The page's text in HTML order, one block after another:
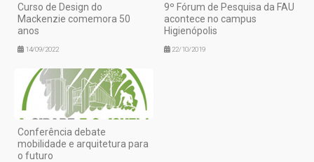
Curso de Design do
Mackenzie comemora 50
anos
14/09/2022
9º Fórum de Pesquisa da FAU
acontece no campus
Higienópolis
22/10/2019
Conferência debate
mobilidade e arquitetura para
o futuro